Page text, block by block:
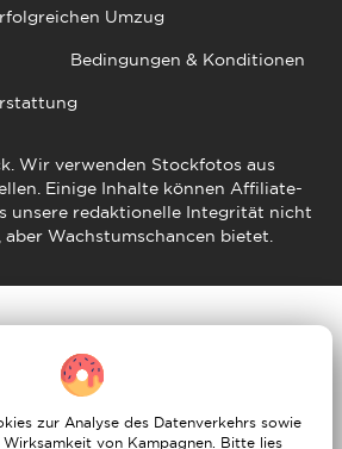
Wir verwenden Stockfotos aus
Einige Inhalte können Affiliate-
unsere redaktionelle Integrität nicht
Wachstumschancen bietet.
Umzug
Bedingungen & Konditionen
zur Analyse des Datenverkehrs sowie
Wirksamkeit von Kampagnen. Bitte lies